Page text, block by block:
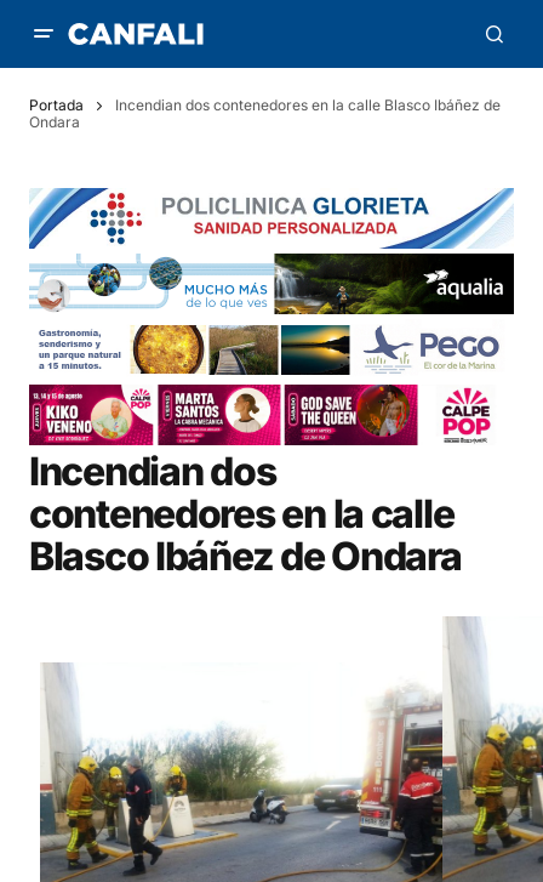
Portada
Incendian dos contenedores en la calle Blasco Ibáñez de
Ondara
Incendian dos
contenedores en la calle
Blasco Ibáñez de Ondara